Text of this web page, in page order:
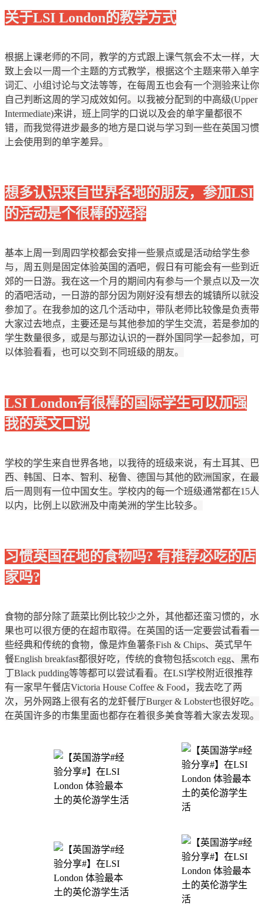
关于LSI London的教学方式
根据上课老师的不同，教学的方式跟上课气氛会不太一样，大
致上会以一周一个主题的方式教学，根据这个主题来带入单字
词汇、小组讨论与文法等等，在每周五也会有一个测验来让你
自己判断这周的学习成效如何。以我被分配到的中高级(Upper
Intermediate)来讲，班上同学的口说以及会的单字量都很不
错，而我觉得进步最多的地方是口说与学习到一些在英国习惯
上会使用到的单字差异。
想多认识来自世界各地的朋友，参加LSI
的活动是个很棒的选择
基本上周一到周四学校都会安排一些景点或是活动给学生参
与，周五则是固定体验英国的酒吧，假日有可能会有一些到近
郊的一日游。我在这一个月的期间内有参与一个景点以及一次
的酒吧活动，一日游的部分因为刚好没有想去的城镇所以就没
参加了。在我参加的这几个活动中，带队老师比较像是负责带
大家过去地点，主要还是与其他参加的学生交流，若是参加的
学生数量很多，或是与那边认识的一群外国同学一起参加，可
以体验看看，也可以交到不同班级的朋友。
LSI London有很棒的国际学生可以加强
我的英文口说
学校的学生来自世界各地，以我待的班级来说，有土耳其、巴
西、韩国、日本、智利、秘鲁、德国与其他的欧洲国家，在最
后一周则有一位中国女生。学校内的每一个班级通常都在15人
以内，比例上以欧洲及中南美洲的学生比较多。
习惯英国在地的食物吗? 有推荐必吃的店
家吗?
食物的部分除了蔬菜比例比较少之外，其他都还蛮习惯的，水
果也可以很方便的在超市取得。在英国的话一定要尝试看看一
些经典和传统的食物，像是炸鱼薯条Fish & Chips、英式早午
餐English breakfast都很好吃，传统的食物包括scotch egg、黑布
丁Black pudding等等都可以尝试看看。在LSI学校附近很推荐
有一家早午餐店Victoria House Coffee & Food，我去吃了两
次，另外网路上很有名的龙虾餐厅Burger & Lobster也很好吃。
在英国许多的市集里面也都存在着很多美食等着大家去发现。